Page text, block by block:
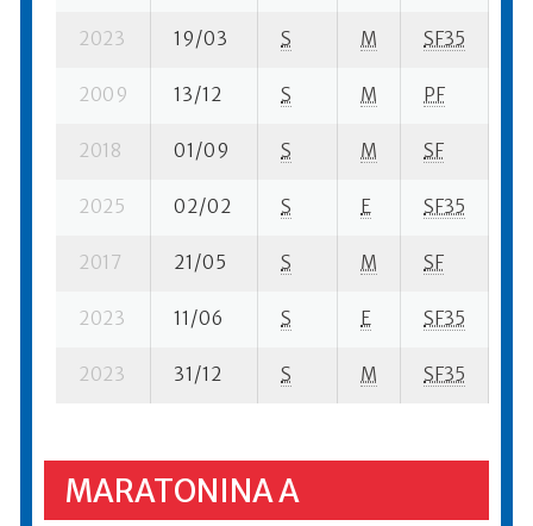
2023 19/03 S M SF35
2009 13/12 S M PF
2018 01/09 S M SF
2025 02/02 S E SF35
2017 21/05 S M SF
2023 11/06 S E SF35
2023 31/12 S M SF35
MARATONINA A